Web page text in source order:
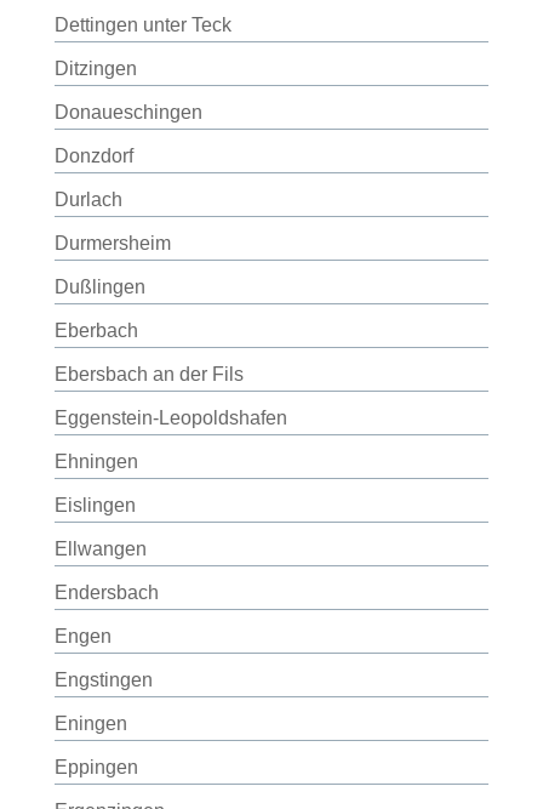
Dettingen unter Teck
Ditzingen
Donaueschingen
Donzdorf
Durlach
Durmersheim
Dußlingen
Eberbach
Ebersbach an der Fils
Eggenstein-Leopoldshafen
Ehningen
Eislingen
Ellwangen
Endersbach
Engen
Engstingen
Eningen
Eppingen